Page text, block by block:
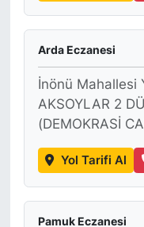
Arda Eczanesi
İnönü Mahallesi
AKSOYLAR 2
(DEMOKRASİ
Yol Tarifi Al
Pamuk Eczanesi